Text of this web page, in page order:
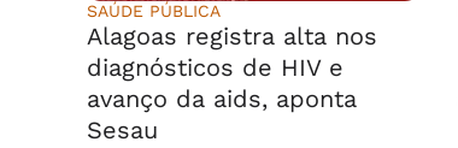
SAÚDE PÚBLICA
Alagoas registra alta nos
diagnósticos de HIV e
avanço da aids, aponta
Sesau